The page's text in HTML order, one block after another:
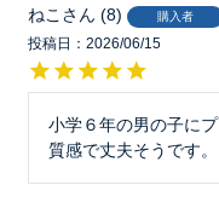
ねこ 8 購入者
投稿日
2026/06/15
小学６年の男の子に
質感で丈夫そうです。